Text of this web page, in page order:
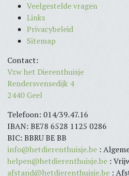
Veelgestelde vragen
Links
Privacybeleid
Sitemap
Contact:
Vzw het Dierenthuisje
Rendersvensedijk 4
2440 Geel
Telefoon: 014/39.47.16
IBAN: BE78 6528 1125 0286
BIC: BBRU BE BB
info@hetdierenthuisje.be :
helpen@hetdierenthuisje.be :
afstand@hetdierenthuisje.be :